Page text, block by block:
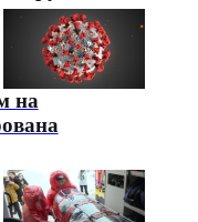
на